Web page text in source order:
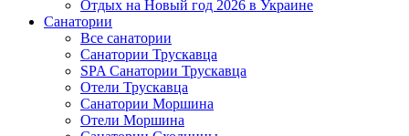
Отдых на Новый год 2026 в Украине
Санатории
Все санатории
Санатории Трускавца
SPA Санатории Трускавца
Отели Трускавца
Санатории Моршина
Отели Моршина